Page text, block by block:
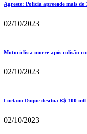
Agreste: Polícia apreende mais de
02/10/2023
Motociclista morre após colisão
02/10/2023
Luciano Duque destina R$ 300 mil
02/10/2023